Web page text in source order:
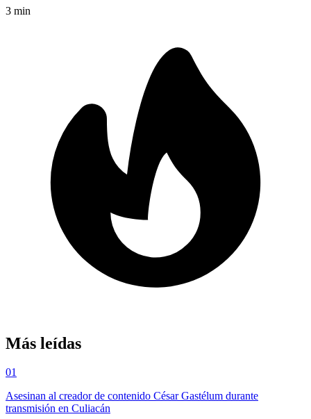
3 min
Más leídas
01
Asesinan al creador de contenido César Gastélum durante
transmisión en Culiacán